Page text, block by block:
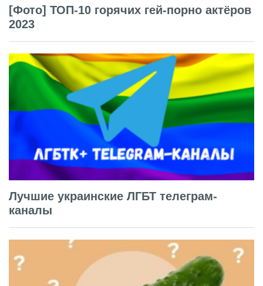
[Фото] ТОП-10 горячих гей-порно актёров
2023
Лучшие украинские ЛГБТ телеграм-
каналы